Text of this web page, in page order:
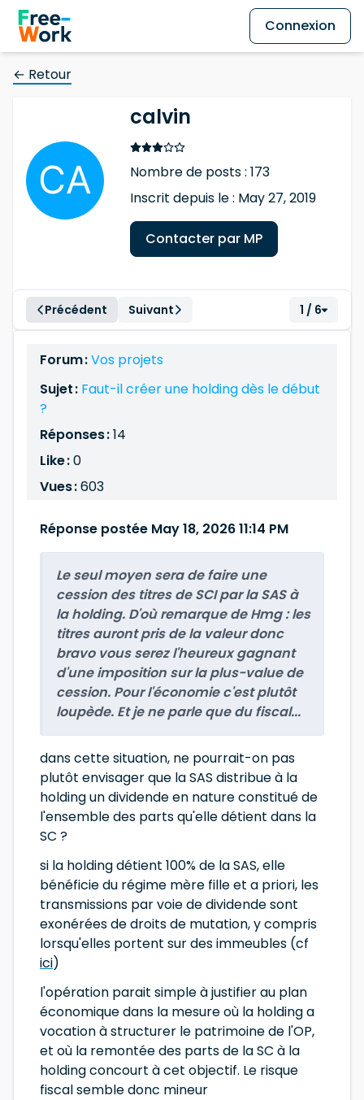
Connexion
← Retour
calvin
Nombre de posts : 173
Inscrit depuis le : May 27, 2019
Contacter par MP
Précédent Suivant 1 / 6
Forum :Vos projets
Sujet : Faut-il créer une holding dès le début
?
Réponses :14
Like :0
Vues :603
Réponse postée May 18, 2026 11:14 PM
Le seul moyen sera de faire une
cession des titres de SCI par la SAS à
la holding. D'où remarque de Hmg : les
titres auront pris de la valeur donc
bravo vous serez l'heureux gagnant
d'une imposition sur la plus-value de
cession. Pour l'économie c'est plutôt
loupède. Et je ne parle que du fiscal...
dans cette situation, ne pourrait-on pas
plutôt envisager que la SAS distribue à la
holding un dividende en nature constitué de
l'ensemble des parts qu'elle détient dans la
SC ?
si la holding détient 100% de la SAS, elle
bénéficie du régime mère fille et a priori, les
transmissions par voie de dividende sont
exonérées de droits de mutation, y compris
lorsqu'elles portent sur des immeubles (cf
ici)
l'opération parait simple à justifier au plan
économique dans la mesure où la holding a
vocation à structurer le patrimoine de l'OP,
et où la remontée des parts de la SC à la
holding concourt à cet objectif. Le risque
fiscal semble donc mineur